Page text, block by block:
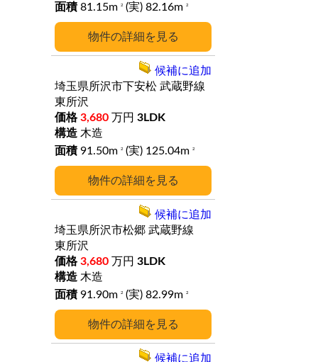
詳細
81.15m
2 (実) 82.16m 2
詳細
埼玉県所沢市下安松 武蔵野線
東所沢
3,680 万円 3LDK
木造
91.50m
2 (実) 125.04m 2
候補に追加
詳細
埼玉県所沢市松郷 武蔵野線
東所沢
3,680 万円 3LDK
木造
91.90m
2 (実) 82.99m 2
候補に追加
候補に追加